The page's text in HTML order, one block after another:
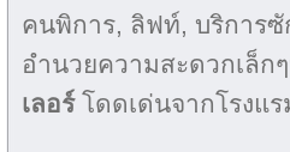
คนพิการ, ลิฟท์, บริการซั
อำนวยความสะดวกเล็
เลอร์โดดเด่นจากโรงแร